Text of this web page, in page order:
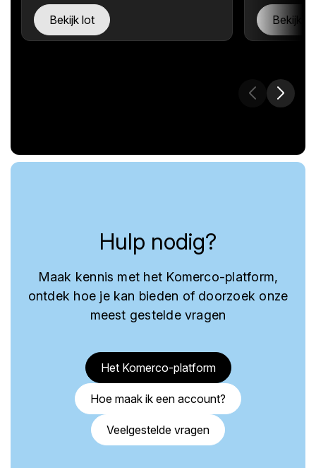
Bekijk lot Bekijk
Hulp nodig?
Maak kennis met het Komerco-platform,
ontdek hoe je kan bieden of doorzoek onze
meest gestelde vragen
Het Komerco-platform
Hoe maak ik een account?
Veelgestelde vragen